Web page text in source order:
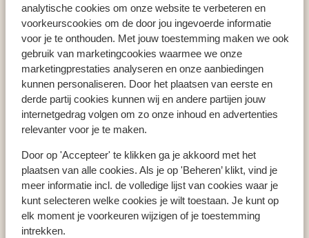
analytische cookies om onze website te verbeteren en
voorkeurscookies om de door jou ingevoerde informatie
voor je te onthouden. Met jouw toestemming maken we ook
gebruik van marketingcookies waarmee we onze
marketingprestaties analyseren en onze aanbiedingen
kunnen personaliseren. Door het plaatsen van eerste en
derde partij cookies kunnen wij en andere partijen jouw
internetgedrag volgen om zo onze inhoud en advertenties
relevanter voor je te maken.
Door op 'Accepteer' te klikken ga je akkoord met het
plaatsen van alle cookies. Als je op 'Beheren’ klikt, vind je
meer informatie incl. de volledige lijst van cookies waar je
kunt selecteren welke cookies je wilt toestaan. Je kunt op
elk moment je voorkeuren wijzigen of je toestemming
intrekken.
Destinations ski
Les Deux Alpes
Les Portes du Soleil
Les Sybelles
Les Trois Vallées
Domaines skiables
Les Deux Alpes
Les Arcs
Avoriaz
La Rosière